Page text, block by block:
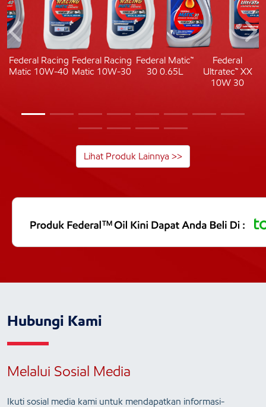
Federal Racing
Matic 10W-40
Federal Racing
Matic 10W-30
Federal Matic™
30 0.65L
Federal
Ultratec™ XX
10W 30
Lihat Produk Lainnya >>
Hubungi Kami
Melalui Sosial Media
Ikuti sosial media kami untuk mendapatkan informasi-